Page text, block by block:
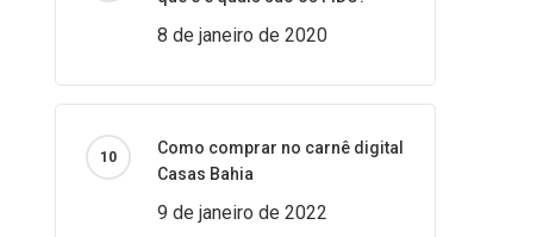
8 de janeiro de 2020
Como comprar no carnê digital
Casas Bahia
9 de janeiro de 2022